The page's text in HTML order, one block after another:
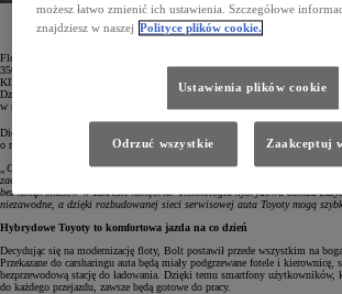
Firma Bolt odświeża swoją flotę pojazdów carsharingowych w
i niezawodne hybrydy Toyoty. Klienci zyskają dostęp do aż 400
Flota carsharingowa firmy Bolt w Niemczech zyska aż 400 nowych
350 Yarisów oraz 50 Yarisów Cross. Samochody te będą finansowane w
KINTO. Miejskie bestsellery będą dostarczane etapami i na bieżąco
Dzięki niezawodnym i trwałym hybrydom Toyoty Bolt będzie w stanie
w niemieckiej flocie o około 35%, przy jednoczesnej redukcji emisji CO
2
Diego Ramirez-Gölz, Regional General Manager Bolt Drive Central Europe,
o modernizacji floty:
„Carsharing opiera się na efektywności i zrównoważonym podejściu. Dzięki
zaoferować naszym użytkownikom większą przyjemność z jazdy przy
bez kompromisów w zakresie komfortu. Technologia hybrydowa obniża
niezawodne, a dzięki rozbudowanej sieci serwisowej auta Toyoty mogą
Hybrydowe Toyoty to komfortowa jazda na co dzień
Decydując się na modernizację floty, Bolt postawił przede wszystkim na
Przekazane do carsharingu auta będą miały podgrzewane fotele i kierownicę,
bezprzewodową stację do ładowania. Dzięki temu smartfony użytkowników,
do każdego przejazdu, zawsze będą gotowe do pracy.
możesz łatwo zmienić ich ustawienia. Szczegółowe
znajdziesz w naszej Polityce plików cookie.
Ustawienia plików cookie
Odrzuć wszystkie Zaakceptuj